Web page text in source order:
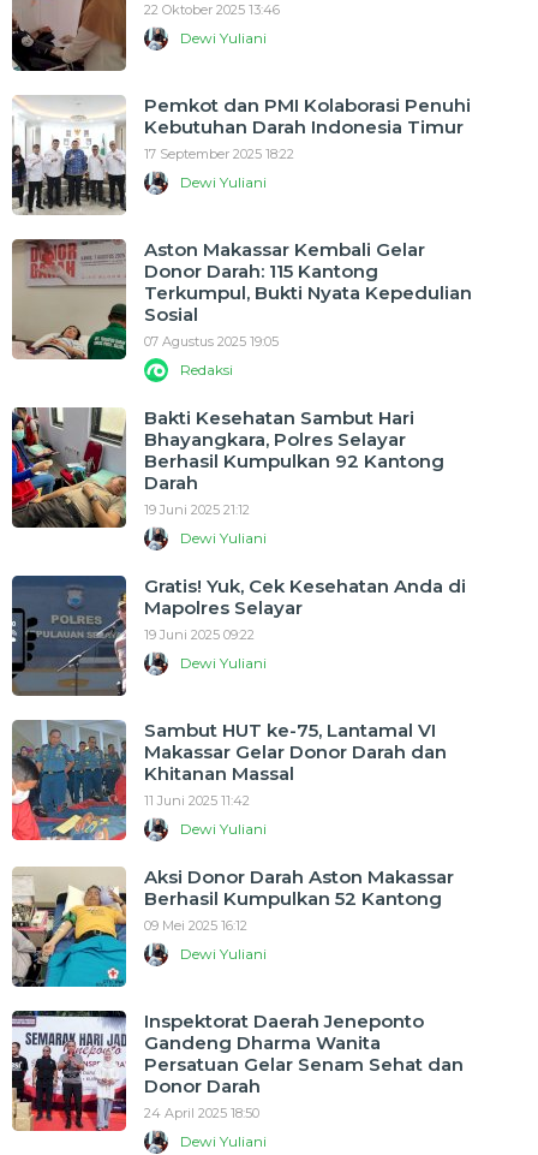
22 Oktober 2025 13:46
Dewi Yuliani
Pemkot dan PMI Kolaborasi Penuhi
Kebutuhan Darah Indonesia Timur
17 September 2025 18:22
Dewi Yuliani
Aston Makassar Kembali Gelar
Donor Darah: 115 Kantong
Terkumpul, Bukti Nyata Kepedulian
Sosial
07 Agustus 2025 19:05
Redaksi
Bakti Kesehatan Sambut Hari
Bhayangkara, Polres Selayar
Berhasil Kumpulkan 92 Kantong
Darah
19 Juni 2025 21:12
Dewi Yuliani
Gratis! Yuk, Cek Kesehatan Anda di
Mapolres Selayar
19 Juni 2025 09:22
Dewi Yuliani
Sambut HUT ke-75, Lantamal VI
Makassar Gelar Donor Darah dan
Khitanan Massal
11 Juni 2025 11:42
Dewi Yuliani
Aksi Donor Darah Aston Makassar
Berhasil Kumpulkan 52 Kantong
09 Mei 2025 16:12
Dewi Yuliani
Inspektorat Daerah Jeneponto
Gandeng Dharma Wanita
Persatuan Gelar Senam Sehat dan
Donor Darah
24 April 2025 18:50
Dewi Yuliani